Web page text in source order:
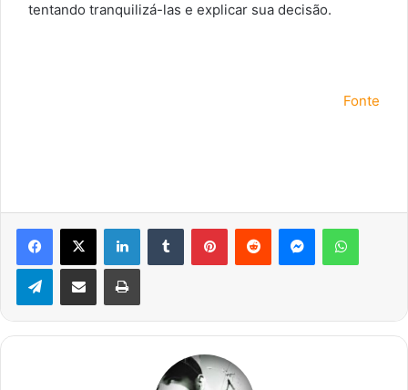
tentando tranquilizá-las e explicar sua decisão.
Fonte
Facebook
X LinkedinTumblr PinterestReddit Messenger
TelegramCompartilhar via e-mail Imprimir